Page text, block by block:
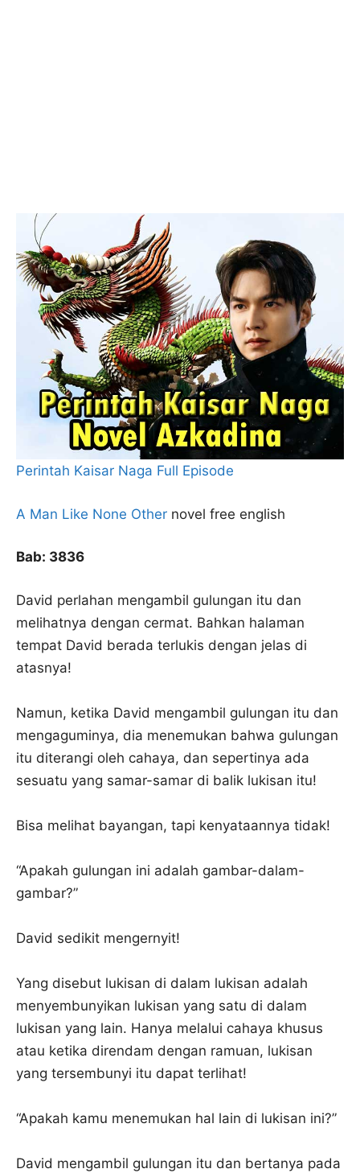
Perintah Kaisar Naga Full Episode
A Man Like None Other novel free english
Bab: 3836
David perlahan mengambil gulungan itu dan
melihatnya dengan cermat. Bahkan halaman
tempat David berada terlukis dengan jelas di
atasnya!
Namun, ketika David mengambil gulungan itu dan
mengaguminya, dia menemukan bahwa gulungan
itu diterangi oleh cahaya, dan sepertinya ada
sesuatu yang samar-samar di balik lukisan itu!
Bisa melihat bayangan, tapi kenyataannya tidak!
“Apakah gulungan ini adalah gambar-dalam-
gambar?”
David sedikit mengernyit!
Yang disebut lukisan di dalam lukisan adalah
menyembunyikan lukisan yang satu di dalam
lukisan yang lain. Hanya melalui cahaya khusus
atau ketika direndam dengan ramuan, lukisan
yang tersembunyi itu dapat terlihat!
“Apakah kamu menemukan hal lain di lukisan ini?”
David mengambil gulungan itu dan bertanya pada